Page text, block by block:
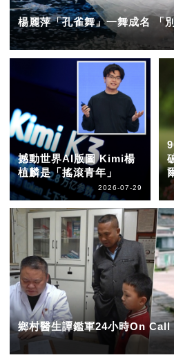
楊麗萍「孔雀舞」一舞成名 「
撼動世界AI版圖 Kimi楊
植麟是「搖滾青年」
2026-07-29
鄉村醫生譚鑑軍24小時On Call